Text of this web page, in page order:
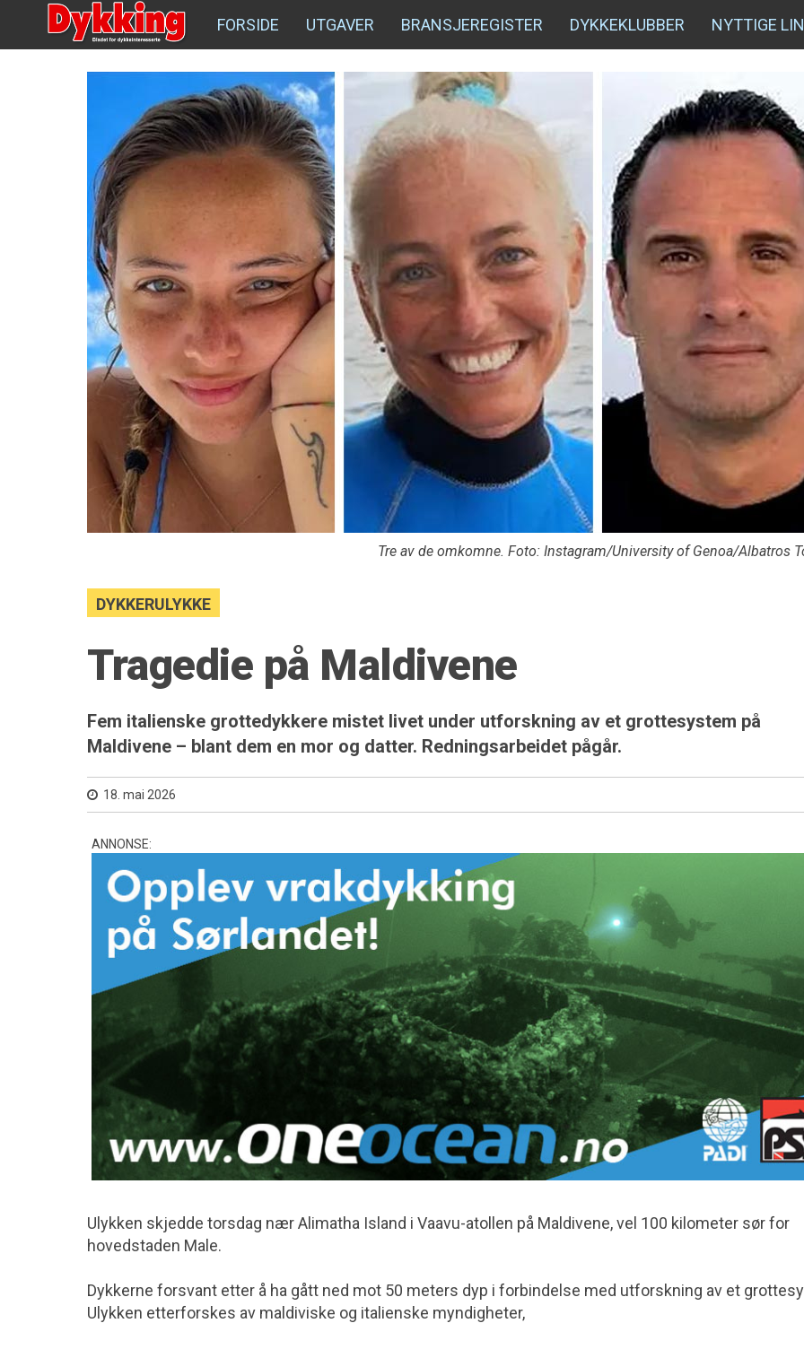
FORSIDE UTGAVER BRANSJEREGISTER DYKKEKLUBBER NYTTIGE
Tre av de omkomne. Foto: Instagram/University of Genoa/Albatros
DYKKERULYKKE
Tragedie på Maldivene
Fem italienske grottedykkere mistet livet under utforskning av et grottesystem på
Maldivene – blant dem en mor og datter. Redningsarbeidet pågår.
18. mai 2026
ANNONSE:
Ulykken skjedde torsdag nær Alimatha Island i Vaavu-atollen på Maldivene, vel 100 kilometer sør for
hovedstaden Male.
Dykkerne forsvant etter å ha gått ned mot 50 meters dyp i forbindelse med utforskning av et
Ulykken etterforskes av maldiviske og italienske myndigheter,